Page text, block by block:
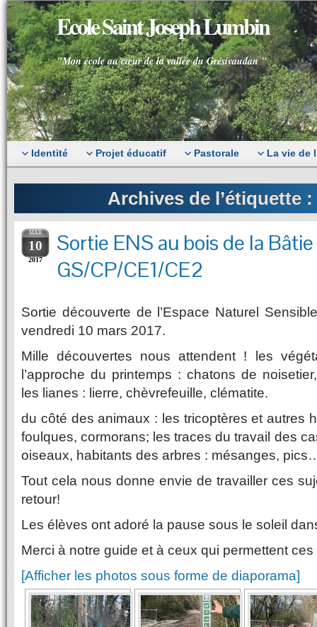
Ecole Saint Joseph Lumbin
"Mon école au cœur de la vallée du Grésivaudan "
Identité Projet éducatif Pastorale La vie de
Archives de l’étiquette :
MAR
10
2017
Sortie ENS au bois de la
GS/CP/CE1/CE2
Sortie découverte de l’Espace Naturel
vendredi 10 mars 2017.
Mille découvertes nous attendent ! les
l’approche du printemps : chatons de
les lianes : lierre, chèvrefeuille, clématite.
du côté des animaux : les tricoptères et autres
foulques, cormorans; les traces du travail des
oiseaux, habitants des arbres : mésanges,
Tout cela nous donne envie de travailler ces
retour!
Les élèves ont adoré la pause sous le soleil
Merci à notre guide et à ceux qui permettent
[Afficher les photos sous forme de diaporama]